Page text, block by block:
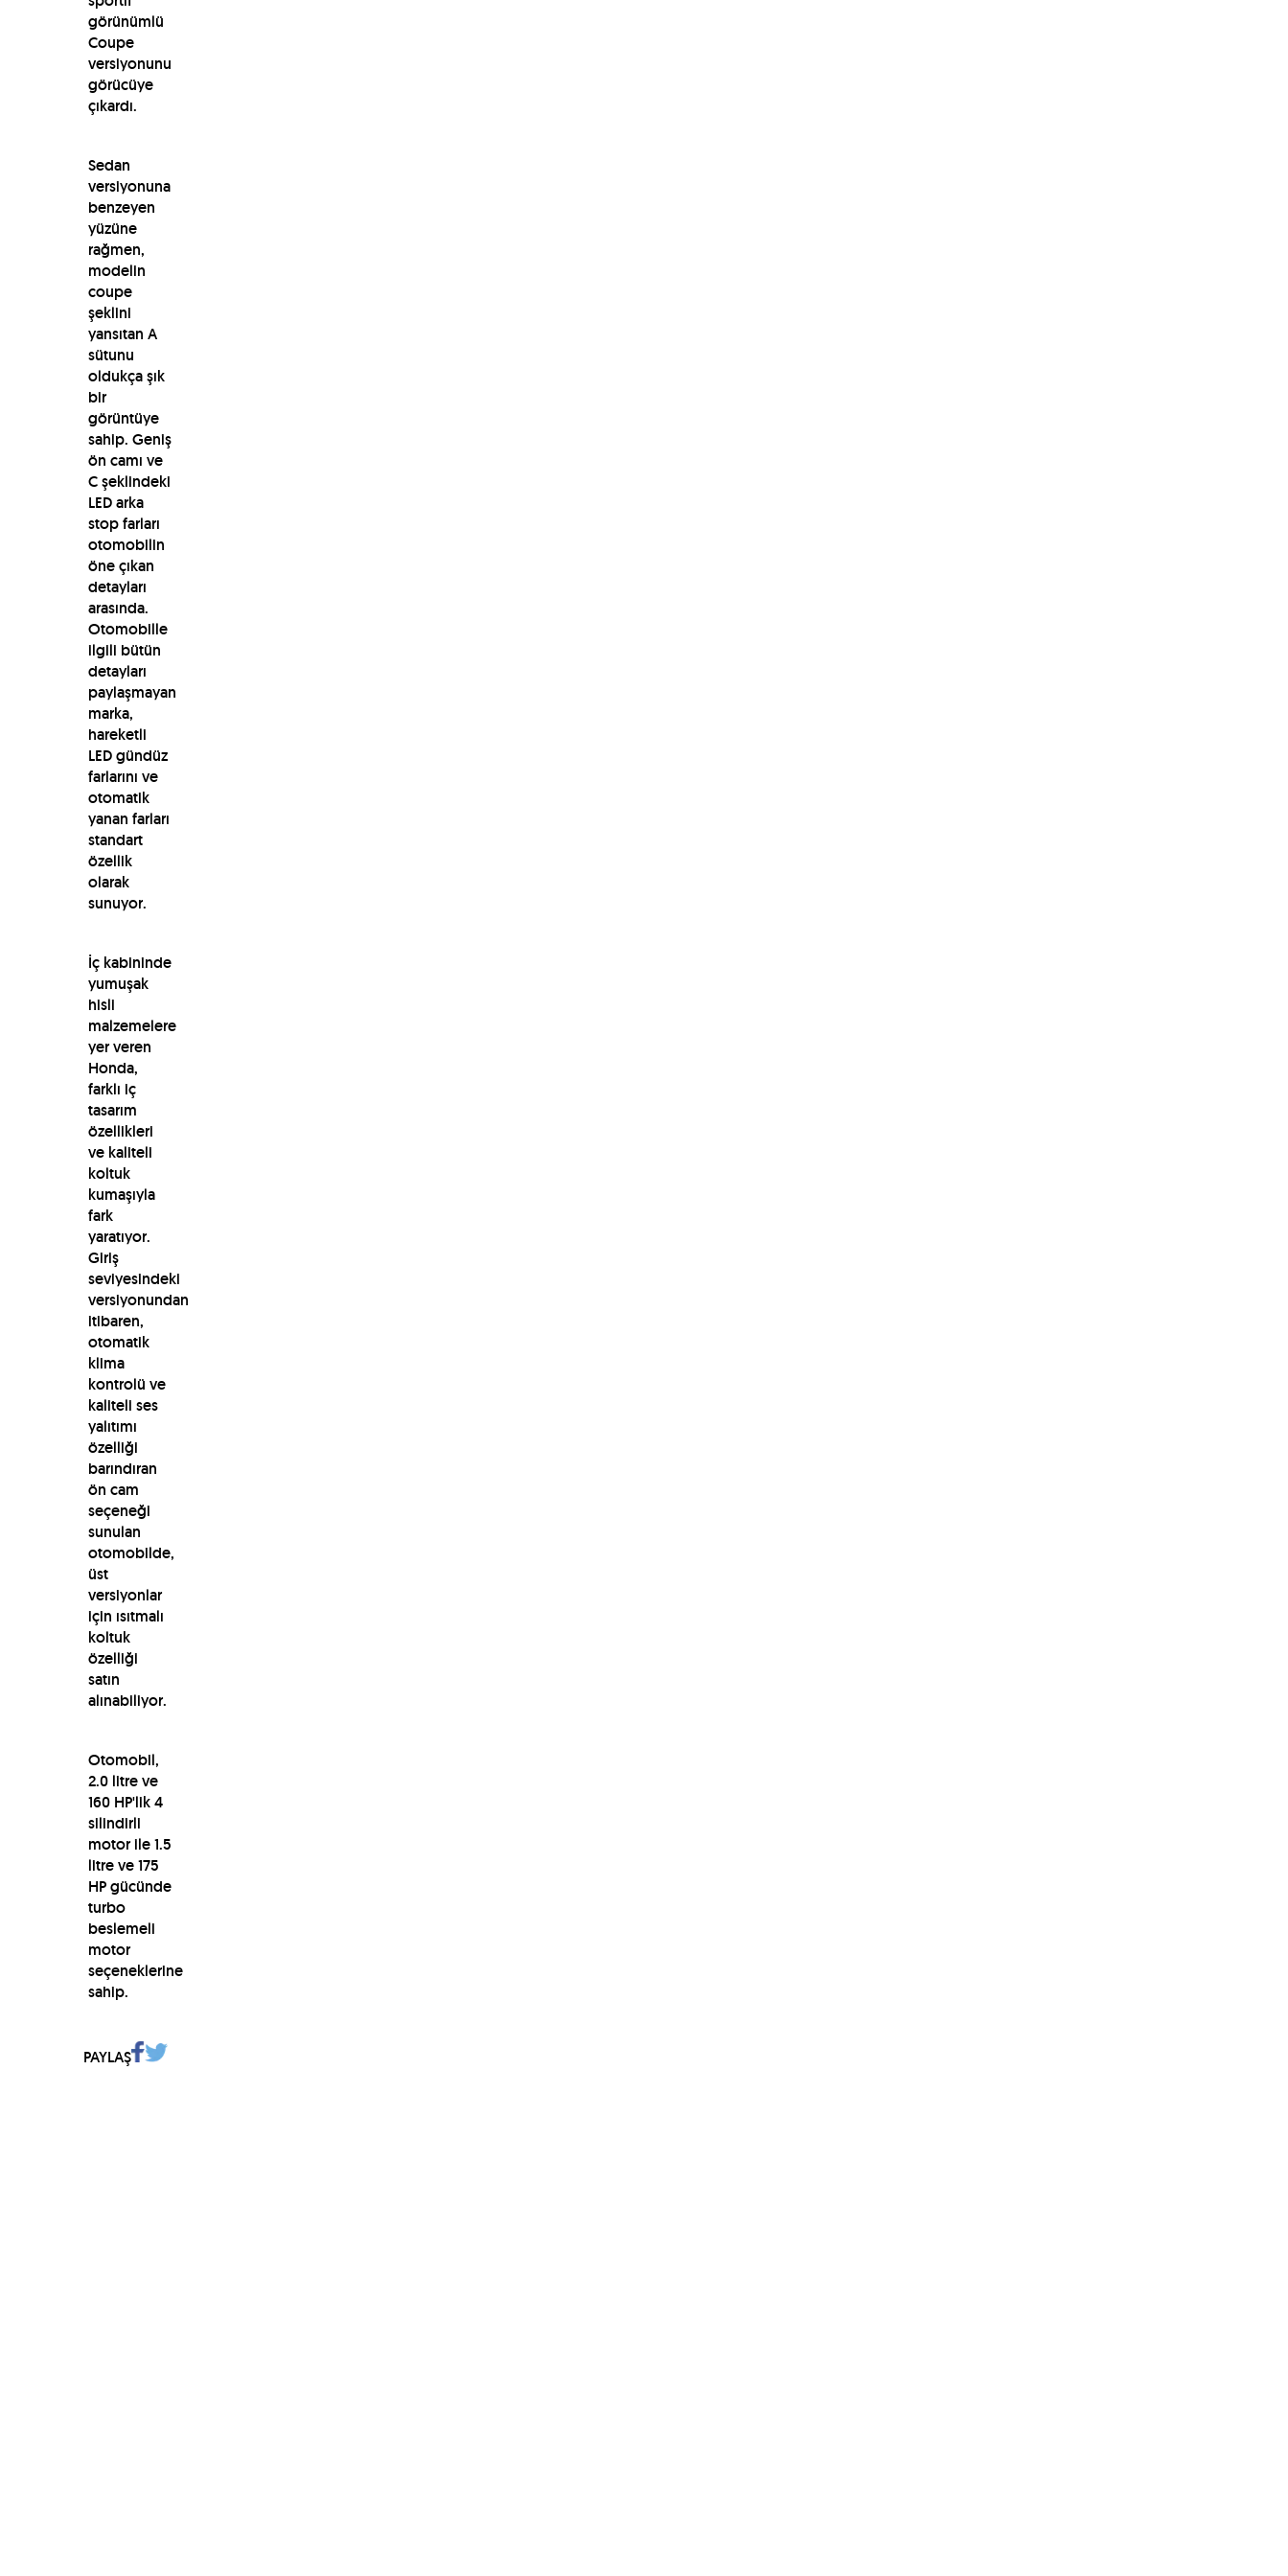
görünümlü
Coupe
versiyonunu
görücüye
çıkardı.
Sedan
versiyonuna
benzeyen
yüzüne
rağmen,
modelin
coupe
şeklini
yansıtan A
sütunu
oldukça şık
bir
görüntüye
sahip. Geniş
ön camı ve
C şeklindeki
LED arka
stop farları
otomobilin
öne çıkan
detayları
arasında.
Otomobille
ilgili bütün
detayları
paylaşmayan
marka,
hareketli
LED gündüz
farlarını ve
otomatik
yanan farları
standart
özellik
olarak
sunuyor.
İç kabininde
yumuşak
hisli
malzemelere
yer veren
Honda,
farklı iç
tasarım
özellikleri
ve kaliteli
koltuk
kumaşıyla
fark
yaratıyor.
Giriş
seviyesindeki
versiyonundan
itibaren,
otomatik
klima
kontrolü ve
kaliteli ses
yalıtımı
özelliği
barındıran
ön cam
seçeneği
sunulan
otomobilde,
üst
versiyonlar
için ısıtmalı
koltuk
özelliği
satın
alınabiliyor.
Otomobil,
2.0 litre ve
160 HP'lik 4
silindirli
motor ile 1.5
litre ve 175
HP gücünde
turbo
beslemeli
motor
seçeneklerine
sahip.
PAYLAŞ